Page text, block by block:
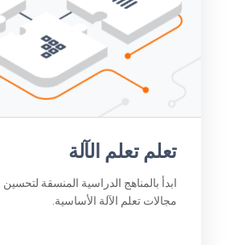
تعلم تعلم الآلة
ابدأ بالمناهج الدراسية المنسقة
مجالات تعلم الآلة الأساسية.